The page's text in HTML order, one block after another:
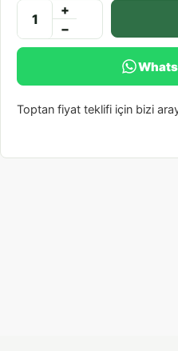
+
−
Toptan fiyat teklifi için bizi